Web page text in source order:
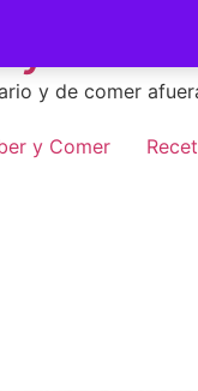
y
y de comer
y Comer